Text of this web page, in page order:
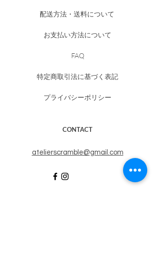
配送方法・送料について
お支払い方法について
FAQ
特定商取引法に基づく表記
プライバシーポリシー
CONTACT
​atelierscramble@gmail.com